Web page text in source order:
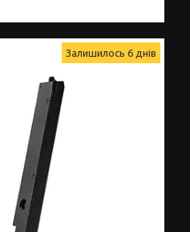
Залишилось 6 днів